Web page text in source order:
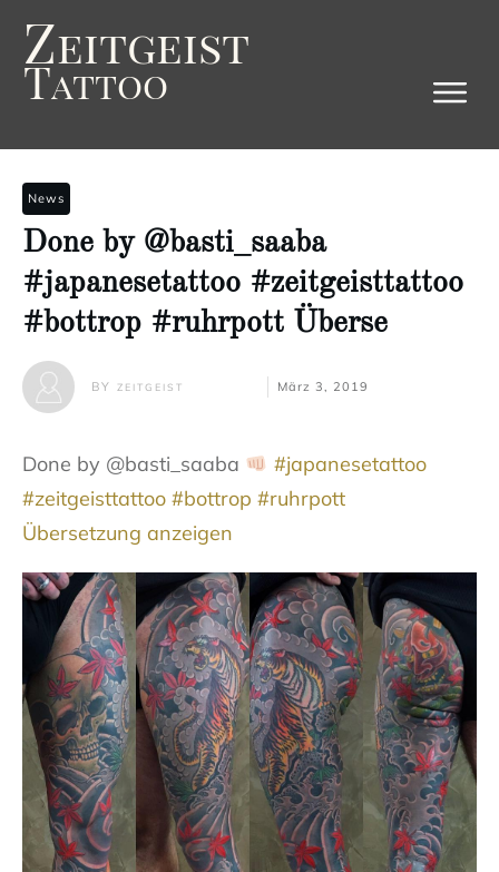
Zeitgeist
Tattoo
News
Done by @basti_saaba
#japanesetattoo #zeitgeisttattoo
#bottrop #ruhrpott Überse
BYZEITGEIST März 3, 2019
Done by @basti_saaba
#japanesetattoo
#zeitgeisttattoo #bottrop #ruhrpott
Übersetzung anzeigen